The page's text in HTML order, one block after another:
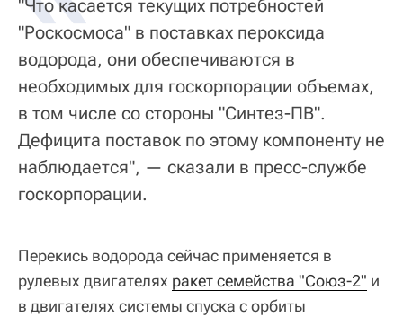
"Что касается текущих потребностей
"Роскосмоса" в поставках пероксида
водорода, они обеспечиваются в
необходимых для госкорпорации объемах,
в том числе со стороны "Синтез-ПВ".
Дефицита поставок по этому компоненту не
наблюдается", — сказали в пресс-службе
госкорпорации.
Перекись водорода сейчас применяется в
рулевых двигателях ракет семейства "Союз-2" и
в двигателях системы спуска с орбиты